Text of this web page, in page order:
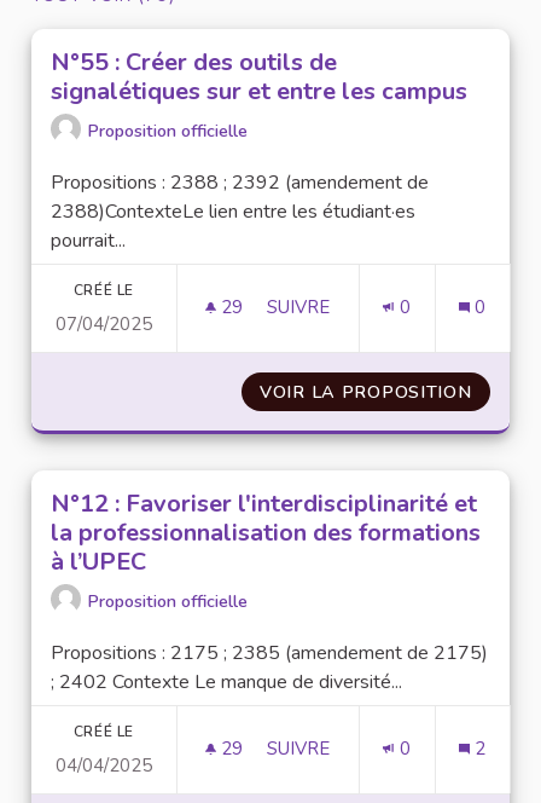
N°55 : Créer des outils de
signalétiques sur et entre les campus
Proposition officielle
Propositions : 2388 ; 2392 (amendement de
2388)ContexteLe lien entre les étudiant·es
pourrait...
CRÉÉ LE
07/04/2025
29 29 ABONNÉS
SUIVRE 0 0
VOIR LA PROPOSITION N°55
N°12 : Favoriser l'interdisciplinarité et
la professionnalisation des formations
à l’UPEC
Proposition officielle
Propositions : 2175 ; 2385 (amendement de 2175)
; 2402 Contexte Le manque de diversité...
CRÉÉ LE
04/04/2025
29 29 ABONNÉS
SUIVRE 0 2